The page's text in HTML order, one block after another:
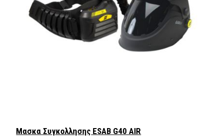
Μασκα Συγκολλησης ESAB G40 AIR